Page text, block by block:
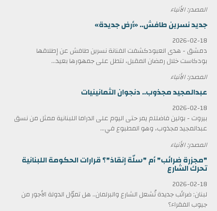
المصدر: الأنباء
جديد نسرين طافش.. «أرض جديدة»
2026-02-18
دمشق - هدى العبودكشفت الفنانة نسرين طافش عن إطلاقها
بودكاست خلال رمضان المقبل، لتطل على جمهورها بعيد...
المصدر: الأنباء
عبدالمجيد مجذوب.. دنجوان الثمانينيات
2026-02-18
بيروت - بولين فاضللم يمر حتى اليوم على الدراما اللبنانية ممثل من نسق
عبدالمجيد مجذوب، وهو المطبوع في...
المصدر: الأنباء
"مجزرة ضرائب" أم "سلّة إنقاذ"؟ قرارات الحكومة اللبنانية
تحرك الشارع
2026-02-18
لبنان: ضرائب جديدة تُشعل الشارع والبرلمان.. هل تموّل الدولة الأجور من
جيوب الفقراء؟